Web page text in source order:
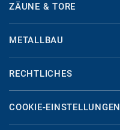
ZÄUNE & TORE
METALLBAU
RECHTLICHES
COOKIE-EINSTELLUNGEN